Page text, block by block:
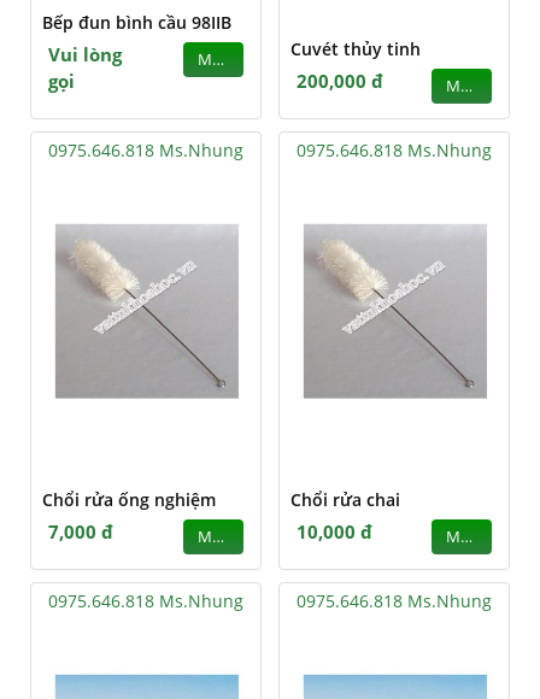
Bếp đun bình cầu 98IIB
Vui lòng
gọi
MUA Cuvét thủy tinh
200,000 đ MUA
0975.646.818 Ms.Nhung
Chổi rửa ống nghiệm
7,000 đ MUA
0975.646.818 Ms.Nhung
Chổi rửa chai
10,000 đ MUA
0975.646.818 Ms.Nhung 0975.646.818 Ms.Nhung